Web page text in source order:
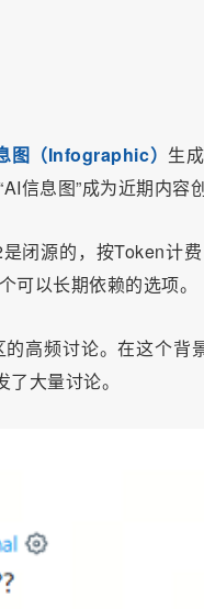
图（Infographic） 生
信息图”成为近期内容
闭源的，按Token计
可以长期依赖的选项。
的高频讨论。在这个
大量讨论。